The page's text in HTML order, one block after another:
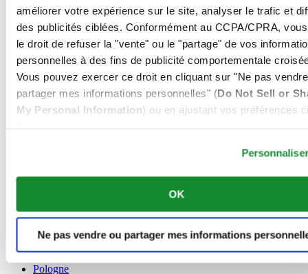
améliorer votre expérience sur le site, analyser le trafic et
des publicités ciblées. Conformément au CCPA/CPRA,
le droit de refuser la "vente" ou le "partage" de vos
personnelles à des fins de publicité comportementale
Vous pouvez exercer ce droit en cliquant sur "Ne pas
partager mes informations personnelles" (Do Not Sell or
My Personal Information) ou en ajustant vos préférences
OK
Ne pas vendre ou partager mes informations
Allemagne
Autriche
Belgique
Dutch
Français
Chine
English
简体中文
Français
Norvège
Pologne